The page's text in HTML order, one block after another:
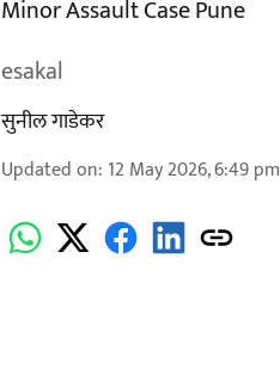
Minor Assault Case Pune
esakal
सुनील गाडेकर
Updated on: 12 May 2026, 6:49 pm